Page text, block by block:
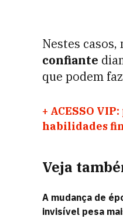
Nestes
confiante
que podem
+ ACESSO
habilidades
Veja
A mudança de
invisível pesa